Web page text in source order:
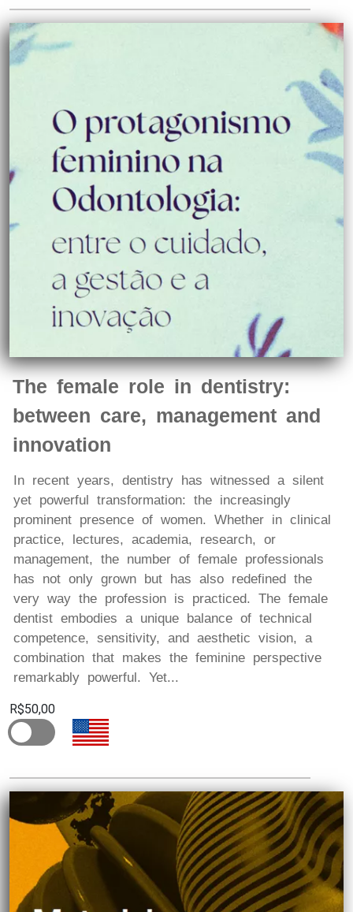
The female role in dentistry:
between care, management and
innovation
In recent years, dentistry has witnessed a silent
yet powerful transformation: the increasingly
prominent presence of women. Whether in clinical
practice, lectures, academia, research, or
management, the number of female professionals
has not only grown but has also redefined the
very way the profession is practiced. The female
dentist embodies a unique balance of technical
competence, sensitivity, and aesthetic vision, a
combination that makes the feminine perspective
remarkably powerful. Yet...
R$50,00